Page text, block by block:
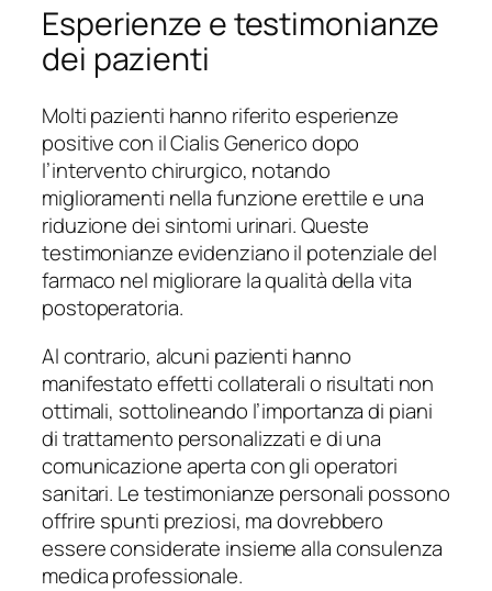
Esperienze e testimonianze
dei pazienti
Molti pazienti hanno riferito esperienze
positive con il Cialis Generico dopo
l’intervento chirurgico, notando
miglioramenti nella funzione erettile e una
riduzione dei sintomi urinari. Queste
testimonianze evidenziano il potenziale del
farmaco nel migliorare la qualità della vita
postoperatoria.
Al contrario, alcuni pazienti hanno
manifestato effetti collaterali o risultati non
ottimali, sottolineando l’importanza di piani
di trattamento personalizzati e di una
comunicazione aperta con gli operatori
sanitari. Le testimonianze personali possono
offrire spunti preziosi, ma dovrebbero
essere considerate insieme alla consulenza
medica professionale.